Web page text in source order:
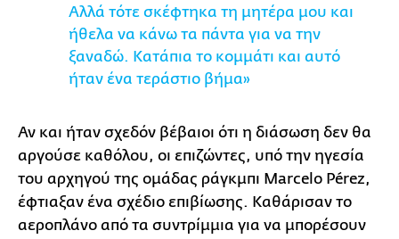
Αλλά τότε σκέφτηκα τη μητέρα μου και
ήθελα να κάνω τα πάντα για να την
ξαναδώ. Κατάπια το κομμάτι και αυτό
ήταν ένα τεράστιο βήμα»
Αν και ήταν σχεδόν βέβαιοι ότι η διάσωση δεν θα
αργούσε καθόλου, οι επιζώντες, υπό την ηγεσία
του αρχηγού της ομάδας ράγκμπι Marcelo Pérez,
έφτιαξαν ένα σχέδιο επιβίωσης. Καθάρισαν το
αεροπλάνο από τα συντρίμμια για να μπορέσουν